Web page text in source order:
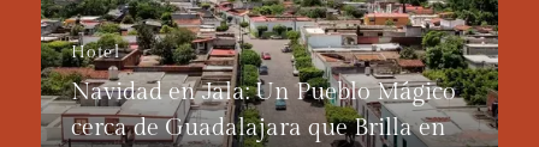
Hotel
Navidad en Jala: Un Pueblo Mágico
cerca de Guadalajara que Brilla en